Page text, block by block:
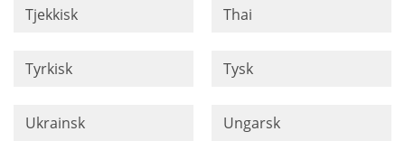
Tjekkisk Thai
Tyrkisk Tysk
Ukrainsk Ungarsk